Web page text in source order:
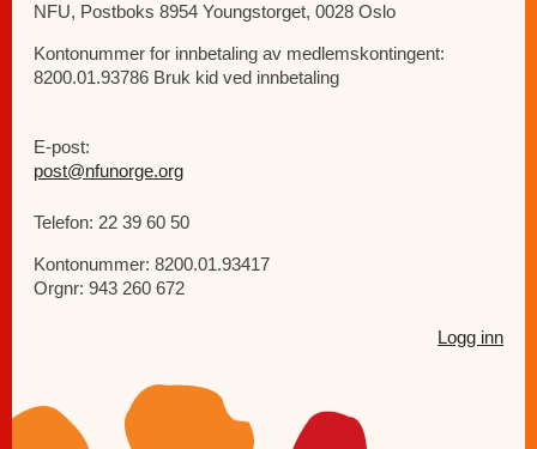
NFU, Postboks 8954 Youngstorget, 0028 Oslo
Kontonummer for innbetaling av medlemskontingent:
8200.01.93786 Bruk kid ved innbetaling
E-post:
post@nfunorge.org
Telefon: 22 39 60 50
Kontonummer: 8200.01.93417
Orgnr: 943 260 672
Logg inn